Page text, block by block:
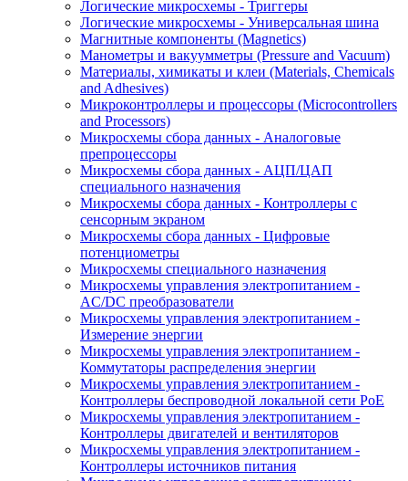
Логические микросхемы - Триггеры
Логические микросхемы - Универсальная шина
Магнитные компоненты (Magnetics)
Манометры и вакуумметры (Pressure and Vacuum)
Материалы, химикаты и клеи (Materials, Chemicals
and Adhesives)
Микроконтроллеры и процессоры (Microcontrollers
and Processors)
Микросхемы сбора данных - Аналоговые
препроцессоры
Микросхемы сбора данных - АЦП/ЦАП
специального назначения
Микросхемы сбора данных - Контроллеры с
сенсорным экраном
Микросхемы сбора данных - Цифровые
потенциометры
Микросхемы специального назначения
Микросхемы управления электропитанием -
AC/DC преобразователи
Микросхемы управления электропитанием -
Измерение энергии
Микросхемы управления электропитанием -
Коммутаторы распределения энергии
Микросхемы управления электропитанием -
Контроллеры беспроводной локальной сети PoE
Микросхемы управления электропитанием -
Контроллеры двигателей и вентиляторов
Микросхемы управления электропитанием -
Контроллеры источников питания